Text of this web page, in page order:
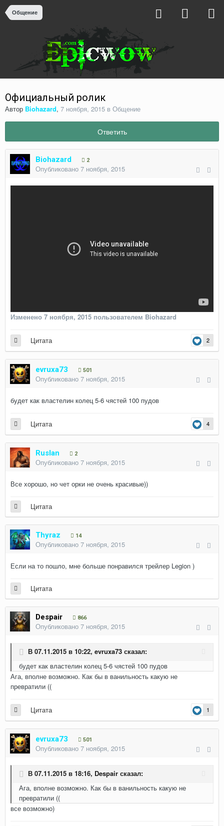
Общение
Официальный ролик
Автор Biohazard, 7 ноября, 2015 в Общение
Ответить
Biohazard 2
Опубликовано 7 ноября, 2015
Изменено 7 ноября, 2015 пользователем Biohazard
2
Цитата
evruxa73 501
Опубликовано 7 ноября, 2015
будет как властелин колец 5-6 чястей 100 пудов
4
Цитата
Ruslan 2
Опубликовано 7 ноября, 2015
Все хорошо, но чет орки не очень красивые))
Цитата
Thyraz 14
Опубликовано 7 ноября, 2015
Если на то пошло, мне больше понравился трейлер Legion )
Цитата
Despair 866
Опубликовано 7 ноября, 2015
В 07.11.2015 в 10:22, evruxa73 сказал:
будет как властелин колец 5-6 чястей 100 пудов
Ага, вполне возможно. Как бы в ванильность какую не
превратили ((
1
Цитата
evruxa73 501
Опубликовано 7 ноября, 2015
В 07.11.2015 в 18:16, Despair сказал:
Ага, вполне возможно. Как бы в ванильность какую не
превратили ((
все возможно)